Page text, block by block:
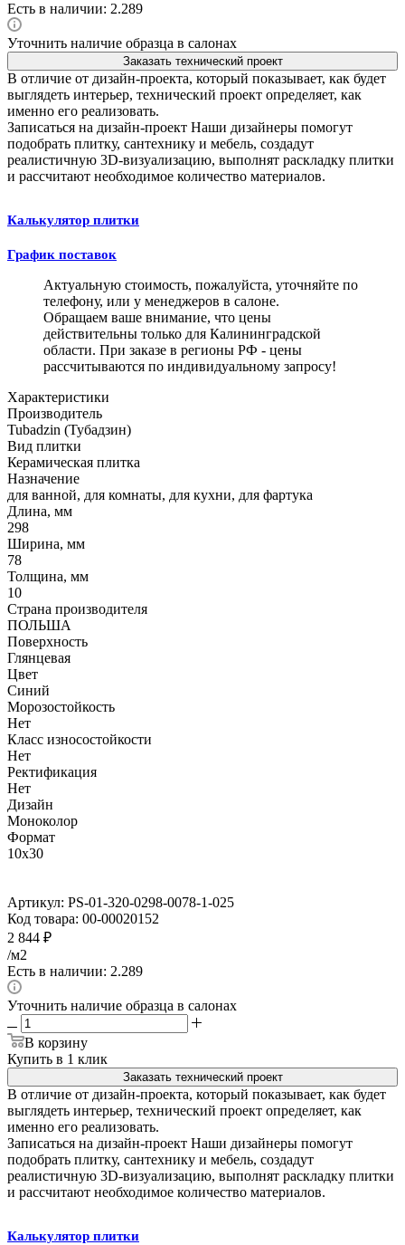
Есть в наличии: 2.289
Уточнить наличие образца в салонах
Заказать технический проект
В отличие от дизайн-проекта, который показывает, как будет
выглядеть интерьер, технический проект определяет, как
именно его реализовать.
Записаться на дизайн-проект Наши дизайнеры помогут
подобрать плитку, сантехнику и мебель, создадут
реалистичную 3D-визуализацию, выполнят раскладку плитки
и рассчитают необходимое количество материалов.
Калькулятор плитки
График поставок
Актуальную стоимость, пожалуйста, уточняйте по
телефону, или у менеджеров в салоне.
Обращаем ваше внимание, что цены
действительны только для Калининградской
области. При заказе в регионы РФ - цены
рассчитываются по индивидуальному запросу!
Характеристики
Производитель
Tubadzin (Тубадзин)
Вид плитки
Керамическая плитка
Назначение
для ванной, для комнаты, для кухни, для фартука
Длина, мм
298
Ширина, мм
78
Толщина, мм
10
Страна производителя
ПОЛЬША
Поверхность
Глянцевая
Цвет
Синий
Морозостойкость
Нет
Класс износостойкости
Нет
Ректификация
Нет
Дизайн
Моноколор
Формат
10x30
Артикул: PS-01-320-0298-0078-1-025
Код товара: 00-00020152
2 844 ₽
/м2
Есть в наличии: 2.289
Уточнить наличие образца в салонах
В корзину
Купить в 1 клик
Заказать технический проект
В отличие от дизайн-проекта, который показывает, как будет
выглядеть интерьер, технический проект определяет, как
именно его реализовать.
Записаться на дизайн-проект Наши дизайнеры помогут
подобрать плитку, сантехнику и мебель, создадут
реалистичную 3D-визуализацию, выполнят раскладку плитки
и рассчитают необходимое количество материалов.
Калькулятор плитки